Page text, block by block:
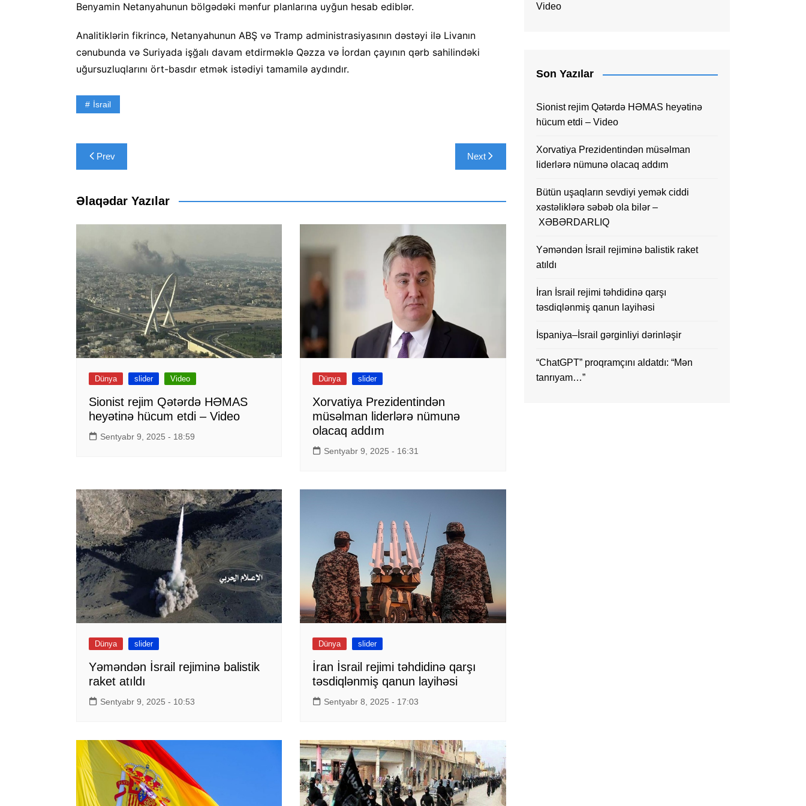
Benyamin Netanyahunun bölgədəki mənfur planlarına uyğun hesab ediblər.
Analitiklərin fikrincə, Netanyahunun ABŞ və Tramp administrasiyasının dəstəyi ilə Livanın
cənubunda və Suriyada işğalı davam etdirməklə Qəzza və İordan çayının qərb sahilindəki
uğursuzluqlarını ört-basdır etmək istədiyi tamamilə aydındır.
İsrail
Yazı
naviqasiyası
Prev Next
Əlaqədar Yazılar
Dünya slider Video
Sionist rejim Qətərdə HƏMAS
heyətinə hücum etdi – Video
Sentyabr 9, 2025 - 18:59
Dünya slider
Xorvatiya Prezidentindən
müsəlman liderlərə nümunə
olacaq addım
Sentyabr 9, 2025 - 16:31
Dünya slider
Yəməndən İsrail rejiminə balistik
raket atıldı
Sentyabr 9, 2025 - 10:53
Dünya slider
İran İsrail rejimi təhdidinə qarşı
təsdiqlənmiş qanun layihəsi
Sentyabr 8, 2025 - 17:03
Video
Son Yazılar
Sionist rejim Qətərdə HƏMAS heyətinə
hücum etdi – Video
Xorvatiya Prezidentindən müsəlman
liderlərə nümunə olacaq addım
Bütün uşaqların sevdiyi yemək ciddi
xəstəliklərə səbəb ola bilər –
XƏBƏRDARLIQ
Yəməndən İsrail rejiminə balistik raket
atıldı
İran İsrail rejimi təhdidinə qarşı
təsdiqlənmiş qanun layihəsi
İspaniya–İsrail gərginliyi dərinləşir
“ChatGPT” proqramçını aldatdı: “Mən
tanrıyam…”